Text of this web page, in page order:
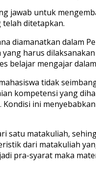
jawab untuk
telah ditetapkan.
diamanatkan dalam
harus
mengajar
tidak
kompetensi yang
ini
satu matakuliah,
dari matakuliah
pra-syarat maka